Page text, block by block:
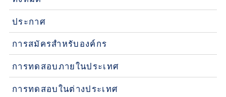
ประกาศ
การสมัครสำหรับองค์กร
การทดสอบภายในประเทศ
การทดสอบในต่างประเทศ